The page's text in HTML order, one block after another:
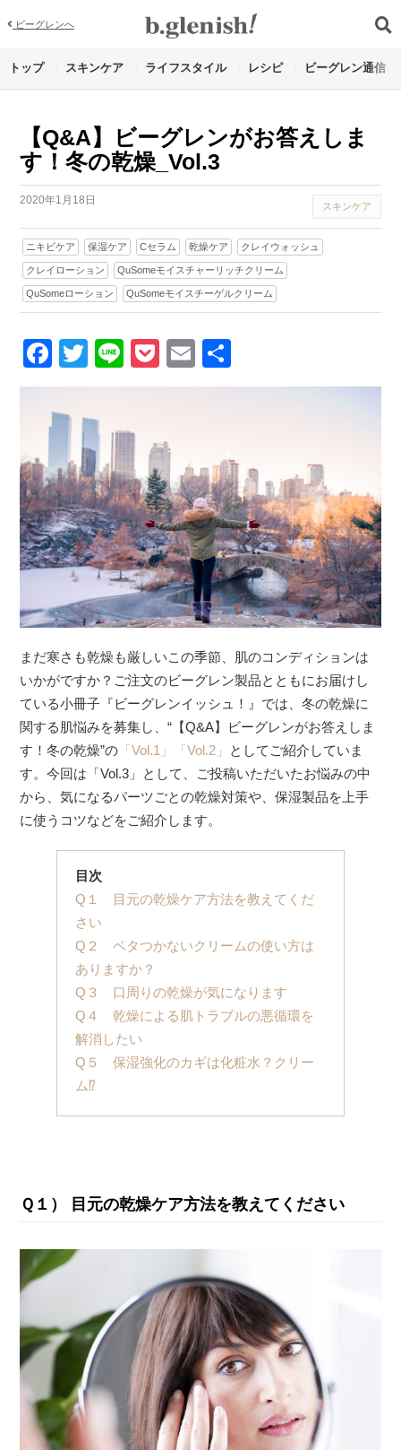
ビーグレンへ
トップ スキンケア ライフスタイル レシピ ビーグレン通信
【Q&A】ビーグレンがお答えしま
す！冬の乾燥_Vol.3
2020年1月18日 スキンケア
ニキビケア 保湿ケア Cセラム 乾燥ケア クレイウォッシュ
クレイローション QuSomeモイスチャーリッチクリーム
QuSomeローション QuSomeモイスチーゲルクリーム
Facebook
Twitter
LinePocket
Email
まだ寒さも乾燥も厳しいこの季節、肌のコンディションは
いかがですか？ご注文のビーグレン製品とともにお届けし
ている小冊子『ビーグレンイッシュ！』では、冬の乾燥に
関する肌悩みを募集し、“【Q&A】ビーグレンがお答えしま
す！冬の乾燥”の 「Vol.1」 「Vol.2」 としてご紹介していま
す。今回は「Vol.3」として、ご投稿いただいたお悩みの中
から、気になるパーツごとの乾燥対策や、保湿製品を上手
に使うコツなどをご紹介します。
目次
Q１ 目元の乾燥ケア方法を教えてくだ
さい
Q２ ベタつかないクリームの使い方は
ありますか？
Q３ 口周りの乾燥が気になります
Q４ 乾燥による肌トラブルの悪循環を
解消したい
Q５ 保湿強化のカギは化粧水？クリー
ム⁉︎
Ｑ１） 目元の乾燥ケア方法を教えてください